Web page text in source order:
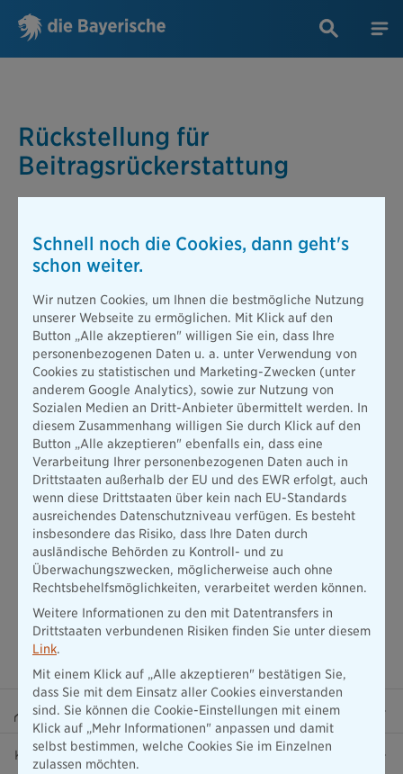
Rückstellung für
Beitragsrückerstattung
Aspekt in der Finanzwelt von Versicherungsgesellschaften. Es
handelt sich hierbei um einen speziellen Bilanzposten, den
Rückerstattungen von Beiträgen an ihre Versicherten zu
reservieren. Einige Versicherungsverträge sehen vor, dass
Versicherten Beiträge in Form von Ausschüttungen
zurückerstattet werden. Um zu verstehen, wie viel eine
Versicherungsgesellschaft hierfür vorsieht, können
Interessierte die Bilanz des Unternehmens einsehen. Dort wird
deutlich, welcher Betrag unter dem PostenRückstellung für
Beitragsrückerstattungfür diese Zwecke zurückgelegt wird.
Das gibt einen Einblick darüber, wie verantwortungsvoll und
vorausschauend eine Versicherungsgesellschaft agiert.
Beraterportal
Karriere
Schnell noch die Cookies, dann geht's
schon weiter.
Wir nutzen Cookies, um Ihnen die bestmögliche Nutzung
unserer Webseite zu ermöglichen. Mit Klick auf den
Button „Alle akzeptieren" willigen Sie ein, dass Ihre
personenbezogenen Daten u. a. unter Verwendung von
Cookies zu statistischen und Marketing-Zwecken (unter
anderem Google Analytics), sowie zur Nutzung von
Sozialen Medien an Dritt-Anbieter übermittelt werden. In
diesem Zusammenhang willigen Sie durch Klick auf den
Button „Alle akzeptieren" ebenfalls ein, dass eine
Verarbeitung Ihrer personenbezogenen Daten auch in
Drittstaaten außerhalb der EU und des EWR erfolgt, auch
wenn diese Drittstaaten über kein nach EU-Standards
ausreichendes Datenschutzniveau verfügen. Es besteht
insbesondere das Risiko, dass Ihre Daten durch
ausländische Behörden zu Kontroll- und zu
Überwachungszwecken, möglicherweise auch ohne
Rechtsbehelfsmöglichkeiten, verarbeitet werden können.
Weitere Informationen zu den mit Datentransfers in
Drittstaaten verbundenen Risiken finden Sie unter diesem
Link.
Mit einem Klick auf „Alle akzeptieren" bestätigen Sie,
dass Sie mit dem Einsatz aller Cookies einverstanden
sind. Sie können die Cookie-Einstellungen mit einem
Klick auf „Mehr Informationen" anpassen und damit
selbst bestimmen, welche Cookies Sie im Einzelnen
zulassen möchten.